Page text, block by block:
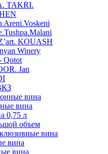
TAKRI.
Areni.Voskeni
KOUASH
Winery
Qotot
Jan
вина
вина
0,75 л
объем
вина
вина
вина